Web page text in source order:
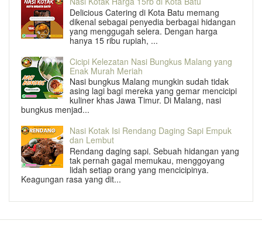
Delicious Catering di Kota Batu memang
dikenal sebagai penyedia berbagai hidangan
yang menggugah selera. Dengan harga
hanya 15 ribu rupiah, ...
Cicipi Kelezatan Nasi Bungkus Malang yang
Enak Murah Meriah
Nasi bungkus Malang mungkin sudah tidak
asing lagi bagi mereka yang gemar mencicipi
kuliner khas Jawa Timur. Di Malang, nasi
bungkus menjad...
Nasi Kotak Isi Rendang Daging Sapi Empuk
dan Lembut
Rendang daging sapi. Sebuah hidangan yang
tak pernah gagal memukau, menggoyang
lidah setiap orang yang mencicipinya.
Keagungan rasa yang dit...